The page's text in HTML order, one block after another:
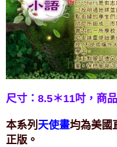
每筆NT$80，滿NT$3,000(
郵局幫你送（離島）
每筆NT$80，滿NT$3,000(
付款後門市自取
免運費
尺寸：8.5＊11吋， 商
本系列 天使畫均為美國
正版。